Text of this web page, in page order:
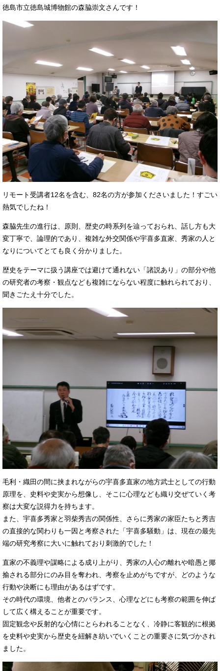
徳島市立徳島城博物館の森脇崇文さんです！
リモート受講者12名を含む、82名の方が参加くださいました！すごい
熱気でしたね！
森脇先生の進行は、原則、歴史の時系列を辿っておられ、話し方も大
変丁寧で、論理的であり、複雑な外交関係や宇喜多直家、秀家の人と
なりについてとても良く分かりました。
歴史をテーマに扱う講座では避けて通れない「諸説あり」の部分や他
の研究者の考察・観点なども複雑にならない程度に触れられており、
聞きごたえ十分でした。
毛利・織田の間に挟まれながらの宇喜多直家の地方武士としての行動
原理を、史料や史実から想像し、そこに心理なども織り交ぜていく考
察は大変な説得力を持ちます。
また、宇喜多秀家と羽柴秀吉の関係性、さらに秀家の家臣たちと秀吉
の直接的な関わりも一因と考察された「宇喜多騒動」は、現在の最先
端の研究考察に大いに触れており刺激的でした！
直家の不義理や謀略による成り上がり、秀家の人心の離れや暗愚と揶
揄される部分にのみ目を奪われ、考察を止めがちですが、どのような
行動や決断にも理由があるはずです。
その時代の環境、他者とのバランス、心理などにも考察の範囲を伸ば
して広く構えることが重要です。
固定観念や反射的な心情にとらわれることなく、冷静に客観的に根拠
を史料や史実から歴史を紐解き紡いでいくことの重要さに気づかされ
ました。